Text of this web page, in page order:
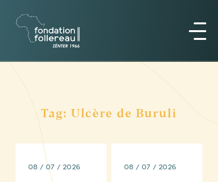
Tag: Ulcère de Buruli
08 / 07 / 2026 08 / 07 / 2026